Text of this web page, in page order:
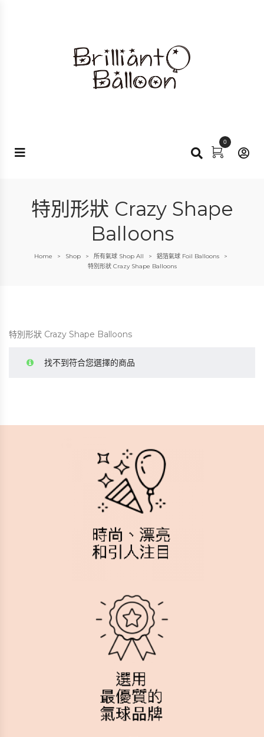
0
特別形狀 Crazy Shape
Balloons
Home > Shop > 所有氣球 Shop All > 鋁箔氣球 Foil Balloons >
特別形狀 Crazy Shape Balloons
特別形狀 Crazy Shape Balloons
找不到符合您選擇的商品